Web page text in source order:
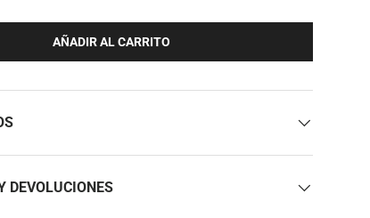
AÑADIR AL CARRITO
DEVOLUCIONES